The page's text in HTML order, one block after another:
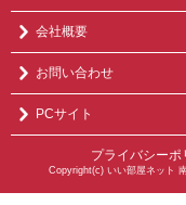
会社概要
お問い合わせ
PCサイト
プライバシーポ
Copyright(c) いい部屋ネット